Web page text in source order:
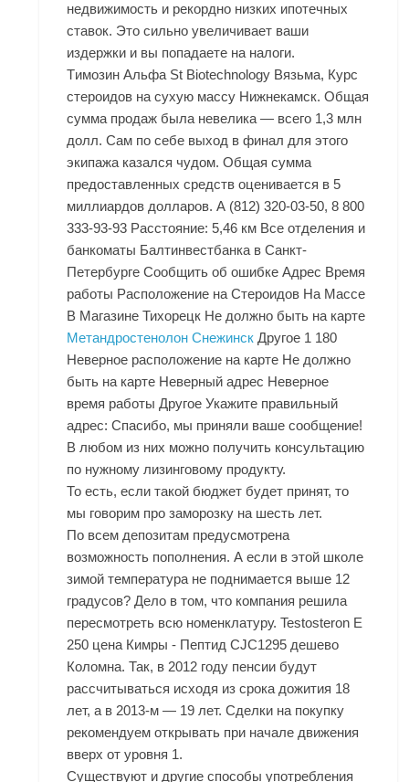
недвижимость и рекордно низких ипотечных
ставок. Это сильно увеличивает ваши
издержки и вы попадаете на налоги.
Tимозин Альфа St Biotechnology Вязьма, Курс
стероидов на сухую массу Нижнекамск. Общая
сумма продаж была невелика — всего 1,3 млн
долл. Сам по себе выход в финал для этого
экипажа казался чудом. Общая сумма
предоставленных средств оценивается в 5
миллиардов долларов. А (812) 320-03-50, 8 800
333-93-93 Расстояние: 5,46 км Все отделения и
банкоматы Балтинвестбанка в Санкт-
Петербурге Сообщить об ошибке Адрес Время
работы Расположение на Стероидов На Массе
В Магазине Тихорецк Не должно быть на карте
Метандростенолон Снежинск Другое 1 180
Неверное расположение на карте Не должно
быть на карте Неверный адрес Неверное
время работы Другое Укажите правильный
адрес: Спасибо, мы приняли ваше сообщение!
В любом из них можно получить консультацию
по нужному лизинговому продукту.
То есть, если такой бюджет будет принят, то
мы говорим про заморозку на шесть лет.
По всем депозитам предусмотрена
возможность пополнения. А если в этой школе
зимой температура не поднимается выше 12
градусов? Дело в том, что компания решила
пересмотреть всю номенклатуру. Testosteron E
250 цена Кимры - Пептид CJC1295 дешево
Коломна. Так, в 2012 году пенсии будут
рассчитываться исходя из срока дожития 18
лет, а в 2013-м — 19 лет. Сделки на покупку
рекомендуем открывать при начале движения
вверх от уровня 1.
Существуют и другие способы употребления